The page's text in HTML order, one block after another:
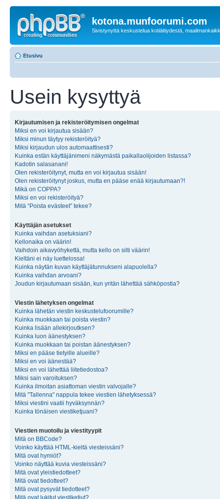
kotona.munfoorumi.com
Sivistynyttä keskustelua kotiäitiydestä,
Etusivu
Usein kysyttyä
Kirjautumisen ja rekisteröitymisen ongelmat
Miksi en voi kirjautua sisään?
Miksi minun täytyy rekisteröityä?
Miksi kirjaudun ulos automaattisesti?
Kuinka estän käyttäjänimeni näkymästä paikallaolijoiden listassa?
Kadotin salasanani!
Olen rekisteröitynyt, mutta en voi kirjautua sisään!
Olen rekisteröitynyt joskus, mutta en pääse enää kirjautumaan?!
Mikä on COPPA?
Miksi en voi rekisteröityä?
Mitä “Poista evästeet” tekee?
Käyttäjän asetukset
Kuinka vaihdan asetuksiani?
Kellonaika on väärin!
Vaihdoin aikavyöhykettä, mutta kello on silti väärin!
Kieltäni ei näy luettelossa!
Kuinka näytän kuvan käyttäjätunnukseni alapuolella?
Kuinka vaihdan arvoani?
Joudun kirjautumaan sisään, kun yritän lähettää sähköpostia?
Viestin lähetyksen ongelmat
Kuinka lähetän viestin keskustelufoorumille?
Kuinka muokkaan tai poista viestin?
Kuinka lisään allekirjoutksen?
Kuinka luon äänestyksen?
Kuinka muokkaan tai poistan äänestyksen?
Miksi en pääse tietyille alueille?
Miksi en voi äänestää?
Miksi en voi lähettää liitetiedostoa?
Miksi sain varoituksen?
Kuinka ilmoitan asiattoman viestin valvojalle?
Mitä "Tallenna" nappula tekee viestien lähetyksessä?
Miksi viestini vaatii hyväksynnän?
Kuinka tönäisen viestiketjuani?
Viestien muotoilu ja viestityypit
Mitä on BBCode?
Voinko käyttää HTML-kieltä viesteissäni?
Mitä ovat hymiöt?
Voinko näyttää kuvia viesteissäni?
Mitä ovat yleistiedotteet?
Mitä ovat tiedotteet?
Mitä ovat pysyvät tiedotteet?
Mitä ovat lukitut viestiketjut?